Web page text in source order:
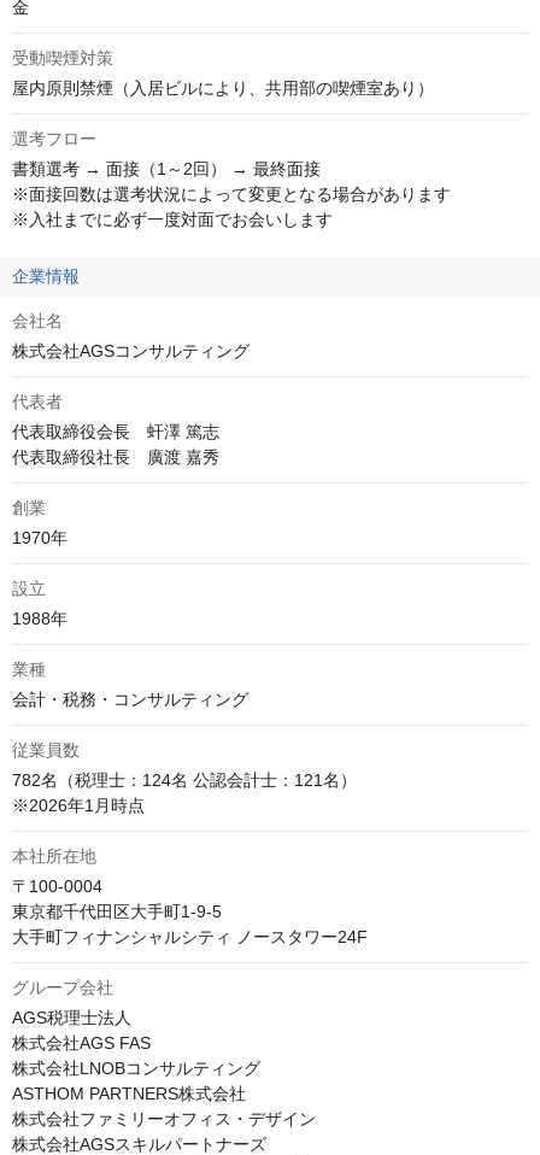
金
受動喫煙対策
屋内原則禁煙（入居ビルにより、共用部の喫煙室あり）
選考フロー
書類選考 → 面接（1～2回） → 最終面接
※面接回数は選考状況によって変更となる場合があります
※入社までに必ず一度対面でお会いします
企業情報
会社名
株式会社AGSコンサルティング
代表者
代表取締役会長　虷澤 篤志
代表取締役社長　廣渡 嘉秀
創業
1970年
設立
1988年
業種
会計・税務・コンサルティング
従業員数
782名（税理士：124名 公認会計士：121名）
※2026年1月時点
本社所在地
〒100-0004
東京都千代田区大手町1-9-5
大手町フィナンシャルシティ ノースタワー24F
グループ会社
AGS税理士法人
株式会社AGS FAS
株式会社LNOBコンサルティング
ASTHOM PARTNERS株式会社
株式会社ファミリーオフィス・デザイン
株式会社AGSスキルパートナーズ